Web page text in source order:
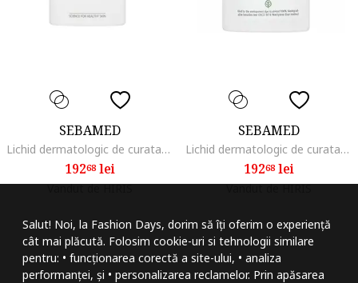
Salut! Noi, la Fashion Days, dorim să îți oferim o experiență
cât mai plăcută. Folosim cookie-uri si tehnologii similare
pentru: • funcționarea corectă a site-ului, • analiza
performanței, și • personalizarea reclamelor. Prin apăsarea
SEBAMED
Lichid dermatologic de curatare cu ulei de masline fata si corp 1000 ml
19268lei
Vandut de HIRIS
SEBAMED
Lichid dermatologic de curatare pentru fata si corp, 1000 ml
19268lei
Vandut de HIRIS
Micsoreaza
Mareste spatierea